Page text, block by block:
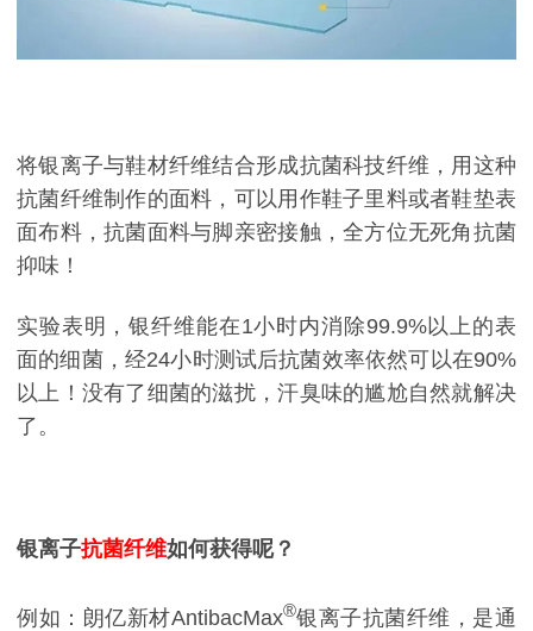
将银离子与鞋材纤维结合形成抗菌科技纤维，用这种
抗菌纤维制作的面料，可以用作鞋子里料或者鞋垫表
面布料，抗菌面料与脚亲密接触，全方位无死角抗菌
抑味！
实验表明，银纤维能在1小时内消除99.9%以上的表
面的细菌，经24小时测试后抗菌效率依然可以在90%
以上！没有了细菌的滋扰，汗臭味的尴尬自然就解决
了。
银离子抗菌纤维如何获得呢？
例如：朗亿新材AntibacMax®银离子抗菌纤维，是通